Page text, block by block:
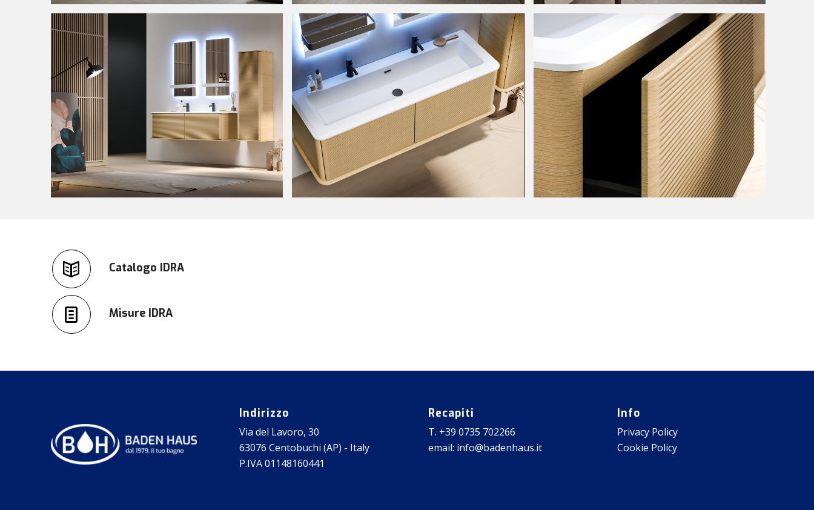
Catalogo IDRA
Misure IDRA
Indirizzo
Via del Lavoro, 30
63076 Centobuchi (AP) - Italy
P.IVA 01148160441
Recapiti
T. +39 0735 702266
email: info@badenhaus.it
Info
Privacy Policy
Cookie Policy